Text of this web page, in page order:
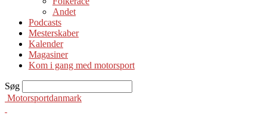
Andet
Podcasts
Mesterskaber
Kalender
Magasiner
Kom i gang med motorsport
Søg
Motorsportdanmark